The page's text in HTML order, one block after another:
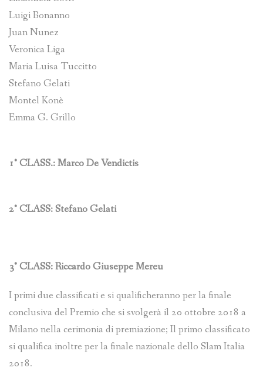
Luigi Bonanno
Juan Nunez
Veronica Liga
Maria Luisa Tuccitto
Stefano Gelati
Montel Konè
Emma G. Grillo
1° CLASS.: Marco De Vendictis
2° CLASS: Stefano Gelati
3° CLASS: Riccardo Giuseppe Mereu
I primi due classificati e si qualificheranno per la finale
conclusiva del Premio che si svolgerà il 20 ottobre 2018 a
Milano nella cerimonia di premiazione; Il primo classificato
si qualifica inoltre per la finale nazionale dello Slam Italia
2018.